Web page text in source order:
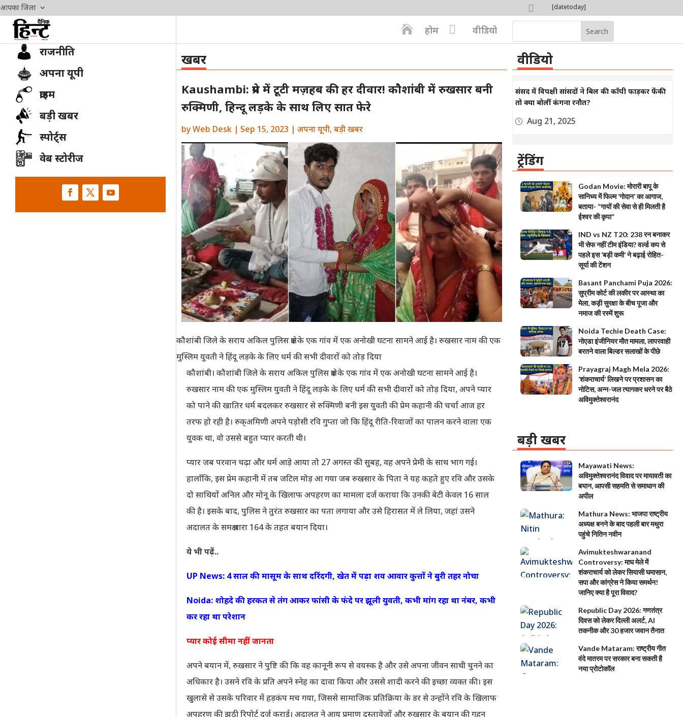
आपका जिला  [datetoday]
 वीडियो
 होम
राजनीति
अपना यूपी
क्राइम
बड़ी खबर
स्पोर्ट्स
वेब स्टोरीज
खबर
Kaushambi: प्रेम में टूटी मज़हब की हर दीवार! कौशांबी में रुखसार बनी
रुक्मिणी, हिन्दू लड़के के साथ लिए सात फेरे
byWeb Desk | Sep 15, 2023 |अपना यूपी,बड़ी खबर
कौशांबी जिले के सराय अकिल पुलिस क्षेत्र के एक गांव में एक अनोखी घटना सामने आई है। रुखसार नाम की एक
मुस्लिम युवती ने हिंदू लड़के के लिए धर्म की सभी दीवारों को तोड़ दिया
कौशांबी। कौशांबी जिले के सराय अकिल पुलिस क्षेत्र के एक गांव में एक अनोखी घटना सामने आई है।
रुखसार नाम की एक मुस्लिम युवती ने हिंदू लड़के के लिए धर्म की सभी दीवारों को तोड़ दिया, अपने प्यार
को पाने की खातिर धर्म बदलकर रुखसार से रुक्मिणी बनी इस युवती की प्रेम कहानी की चर्चा आज हर
तरफ हो रही है। रुक्अमिणी अपने पड़ोसी रवि गुप्ता जो कि हिंदू रीति-रिवाजों का पालन करने वाला एक
युवक था, वो उससे बहुत प्यार करती थी।
प्यार जब परवान चढ़ा और धर्म आड़े आया तो 27 अगस्त की सुबह, वह अपने प्रेमी के साथ भाग गई।
हालाँकि, इस प्रेम कहानी में तब जटिल मोड़ आ गया जब रुखसार के पिता ने यह कहते हुए रवि और उसके
दो साथियों अनिल और मोनू के खिलाफ अपहरण का मामला दर्ज कराया कि उनकी बेटी केवल 16 साल
की है। इसके बाद, पुलिस ने तुरंत रुखसार का पता लगाया और उसे हिरासत में ले लिया, जहां उसने
अदालत के समक्ष धारा 164 के तहत बयान दिया।
ये भी पढ़ें..
UP News: 4 साल की मासूम के साथ दरिंदगी, खेत में पड़ा शव आवार कुत्तों ने बुरी तहर नोचा
Noida: शोहदे की हरकत से तंग आकर फांसी के फंदे पर झूली युवती, कभी मांग रहा था नंबर, कभी
कर रहा था परेशान
प्यार कोई सीमा नहीं जानता
अपने बयान में, रुखसार ने पुष्टि की कि वह कानूनी रूप से वयस्क है और उसे अपना जीवन साथी चुनने का
अधिकार है। उसने रवि के प्रति अपने स्नेह का दावा किया और उससे शादी करने की इच्छा व्यक्त की। इस
खुलासे से उसके परिवार में हड़कंप मच गया, जिससे सामाजिक प्रतिक्रिया के डर से उन्होंने रवि के खिलाफ
अपहरण की झूठी रिपोर्ट दर्ज कराई। अदालत ने आयु प्रमाण दस्तावेजों और रुखसार के बयान की गहन
वीडियो
संसद में विपक्षी सांसदों ने बिल की कॉपी फाड़कर फेंकी
तो क्या बोलीं कंगना रनौत?
Aug 21, 2025
ट्रेंडिंग
Godan Movie: मोरारी बापू के
सानिध्य में फिल्म ‘गोदान’ का आगाज,
बताया- “गायों की सेवा से ही मिलती है
ईश्वर की कृपा”
IND vs NZ T20: 238 रन बनाकर
भी सेफ नहीं टीम इंडिया? वर्ल्ड कप से
पहले इस ‘बड़ी कमी’ ने बढ़ाई रोहित-
सूर्या की टेंशन
Basant Panchami Puja 2026:
सुप्रीम कोर्ट की लकीर पर आस्था का
मेला, कड़ी सुरक्षा के बीच पूजा और
नमाज की रस्में शुरू
Noida Techie Death Case:
नोएडा इंजीनियर मौत मामला, लापरवाही
बरतने वाला बिल्डर सलाखों के पीछे
Prayagraj Magh Mela 2026:
‘शंकराचार्य’ लिखने पर प्रशासन का
नोटिस, अन्न-जल त्यागकर धरने पर बैठे
अविमुक्तेश्वरानंद
बड़ी खबर
Mayawati News:
अविमुक्तेश्वरानंद विवाद पर मायावती का
बयान, आपसी सहमति से समाधान की
अपील
Mathura News: भाजपा राष्ट्रीय
अध्यक्ष बनने के बाद पहली बार मथुरा
पहुंचे नितिन नवीन
Avimukteshwaranand
Controversy: माघ मेले में
शंकराचार्य को लेकर सियासी घमासान,
सपा और कांग्रेस ने किया समर्थन!
जानिए क्या है पूरा विवाद?
Republic Day 2026: गणतंत्र
दिवस को लेकर दिल्ली अलर्ट, AI
तकनीक और 30 हजार जवान तैनात
Vande Mataram: राष्ट्रीय गीत
वंदे मातरम पर सरकार बना सकती है
नया प्रोटोकॉल